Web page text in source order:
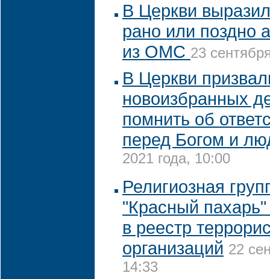
В Церкви
рано или поздно
из ОМС 23
В Церкви
новоизбранных
помнить об
перед Богом и
2021 года, 10:00
Религиозная
"Красный
в реестр
организаций 22
14:33